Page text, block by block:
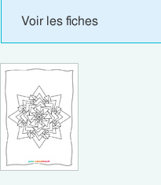
Voir les fiches